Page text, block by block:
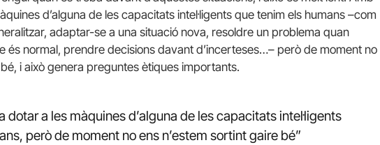
d’alguna de les capacitats intel·ligents que tenim els humans –com
adaptar-se a una situació nova, resoldre un problema quan
és normal, prendre decisions davant d’incerteses…– però de moment no
i això genera preguntes ètiques importants.
dotar a les màquines d’alguna de les capacitats intel·ligents
però de moment no ens n’estem sortint gaire bé”